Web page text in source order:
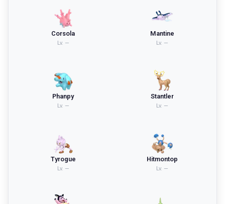
Corsola
Lv. —
Mantine
Lv. —
Phanpy
Lv. —
Stantler
Lv. —
Tyrogue
Lv. —
Hitmontop
Lv. —